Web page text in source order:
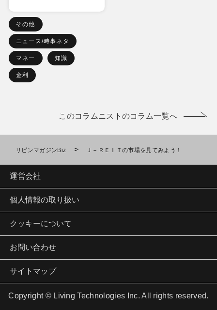
その他
ニュース/時事ネタ
マネー 知識
金利
このコラムニストのコラム一覧へ
リビンマガジンBiz > Ｊ－ＲＥＩＴの市場を見てみよう！
運営会社
個人情報の取り扱い
クッキーについて
お問い合わせ
サイトマップ
Copyright © Living Technologies Inc. All rights reserved.